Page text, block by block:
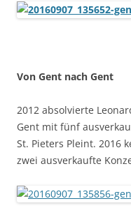
Von Gent nach Gent
2012 absolvierte
Gent mit fünf
St. Pieters Pleint. 2016
zwei ausverkaufte